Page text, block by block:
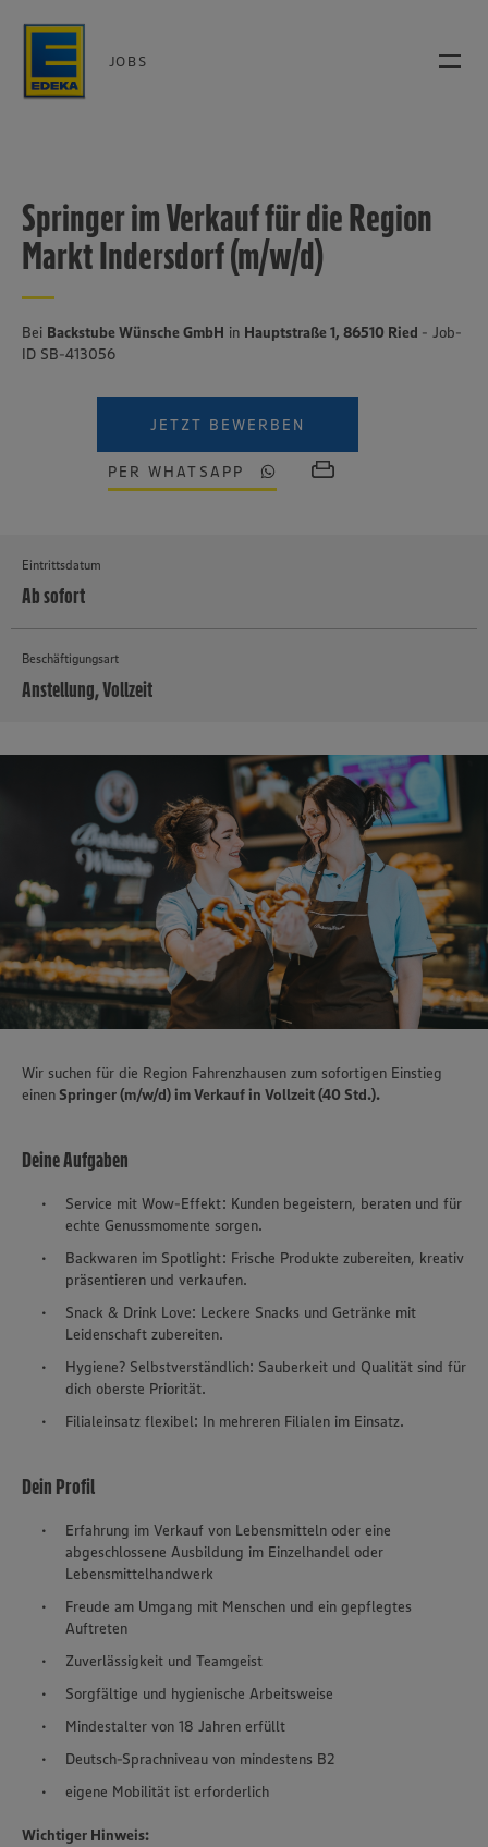
JOBS
Springer im Verkauf für die Region
Markt Indersdorf (m/w/d)
Bei Backstube Wünsche GmbH in Hauptstraße 1, 86510 Ried - Job-
ID SB-413056
JETZT BEWERBEN
PER WHATSAPP
Eintrittsdatum
Ab sofort
Beschäftigungsart
Anstellung, Vollzeit
Wir suchen für die Region Fahrenzhausen zum sofortigen Einstieg
einen Springer (m/w/d) im Verkauf in Vollzeit (40 Std.).
Deine Aufgaben
Service mit Wow-Effekt: Kunden begeistern, beraten und für
echte Genussmomente sorgen.
Backwaren im Spotlight: Frische Produkte zubereiten, kreativ
präsentieren und verkaufen.
Snack & Drink Love: Leckere Snacks und Getränke mit
Leidenschaft zubereiten.
Hygiene? Selbstverständlich: Sauberkeit und Qualität sind für
dich oberste Priorität.
Filialeinsatz flexibel: In mehreren Filialen im Einsatz.
Dein Profil
Erfahrung im Verkauf von Lebensmitteln oder eine
abgeschlossene Ausbildung im Einzelhandel oder
Lebensmittelhandwerk
Freude am Umgang mit Menschen und ein gepflegtes
Auftreten
Zuverlässigkeit und Teamgeist
Sorgfältige und hygienische Arbeitsweise
Mindestalter von 18 Jahren erfüllt
Deutsch-Sprachniveau von mindestens B2
eigene Mobilität ist erforderlich
Wichtiger Hinweis: